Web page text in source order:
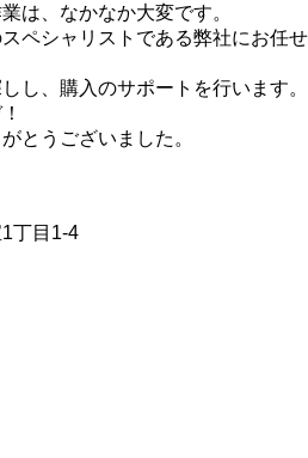
は、なかなか大変です。
ペシャリストである弊社にお任せ
し、購入のサポートを行います。
とうございました。
丁目1-4